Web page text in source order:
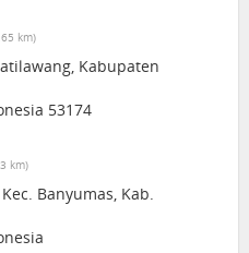
km)
Kabupaten
53174
km)
Banyumas, Kab.